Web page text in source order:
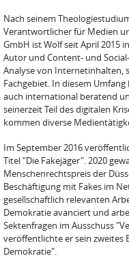
Nach seinem
Verantwortlicher für Medien
GmbH ist Wolf seit April 2015
Autor und Content- und
Analyse von Internetinhalten,
Fachgebiet. In diesem
auch international beratend
seinerzeit Teil des digitalen
kommen diverse
Im September 2016
Titel "Die Fakejäger". 2020
Menschenrechtspreis der
Beschäftigung mit Fakes im
gesellschaftlich relevanten
Demokratie avanciert und
Sektenfragen im Ausschuss
veröffentlichte er sein zweites
Demokratie".